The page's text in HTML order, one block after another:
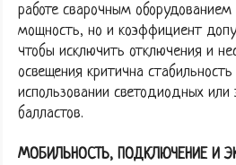
работе сварочным
мощность, но и коэффициент
чтобы исключить отключения и
освещения критична
использовании светодиодных или
балластов.
МОБИЛЬНОСТЬ, ПОДКЛЮЧЕНИЕ И